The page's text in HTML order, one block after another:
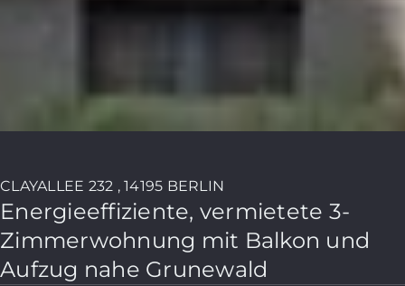
CLAYALLEE 232 , 14195 BERLIN
Energieeffiziente, vermietete 3-
Zimmerwohnung mit Balkon und
Aufzug nahe Grunewald